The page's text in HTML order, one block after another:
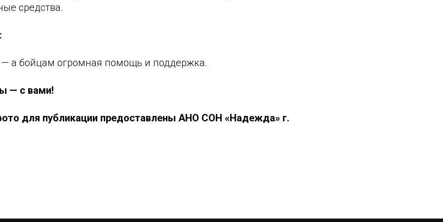
средства.
а бойцам огромная помощь и поддержка.
— с вами!
для публикации предоставлены АНО СОН «Надежда» г.